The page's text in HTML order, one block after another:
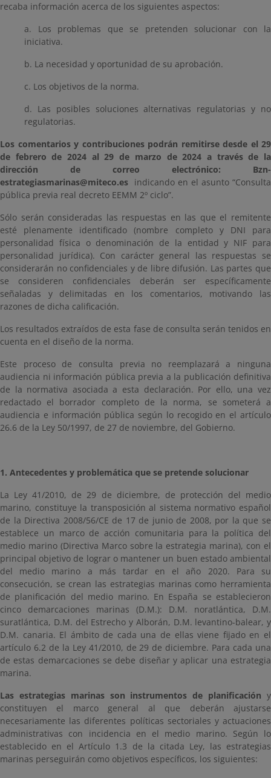
recaba información acerca de los siguientes aspectos:
a. Los problemas que se pretenden solucionar con la
iniciativa.
b. La necesidad y oportunidad de su aprobación.
c. Los objetivos de la norma.
d. Las posibles soluciones alternativas regulatorias y no
regulatorias.
Los comentarios y contribuciones podrán remitirse desde el 29
de febrero de 2024 al 29 de marzo de 2024 a través de la
dirección de correo electrónico: Bzn-
estrategiasmarinas@miteco.es indicando en el asunto “Consulta
pública previa real decreto EEMM 2º ciclo”.
Sólo serán consideradas las respuestas en las que el remitente
esté plenamente identificado (nombre completo y DNI para
personalidad física o denominación de la entidad y NIF para
personalidad jurídica). Con carácter general las respuestas se
considerarán no confidenciales y de libre difusión. Las partes que
se consideren confidenciales deberán ser específicamente
señaladas y delimitadas en los comentarios, motivando las
razones de dicha calificación.
Los resultados extraídos de esta fase de consulta serán tenidos en
cuenta en el diseño de la norma.
Este proceso de consulta previa no reemplazará a ninguna
audiencia ni información pública previa a la publicación definitiva
de la normativa asociada a esta declaración. Por ello, una vez
redactado el borrador completo de la norma, se someterá a
audiencia e información pública según lo recogido en el artículo
26.6 de la Ley 50/1997, de 27 de noviembre, del Gobierno.
1. Antecedentes y problemática que se pretende solucionar
La Ley 41/2010, de 29 de diciembre, de protección del medio
marino, constituye la transposición al sistema normativo español
de la Directiva 2008/56/CE de 17 de junio de 2008, por la que se
establece un marco de acción comunitaria para la política del
medio marino (Directiva Marco sobre la estrategia marina), con el
principal objetivo de lograr o mantener un buen estado ambiental
del medio marino a más tardar en el año 2020. Para su
consecución, se crean las estrategias marinas como herramienta
de planificación del medio marino. En España se establecieron
cinco demarcaciones marinas (D.M.): D.M. noratlántica, D.M.
suratlántica, D.M. del Estrecho y Alborán, D.M. levantino-balear, y
D.M. canaria. El ámbito de cada una de ellas viene fijado en el
artículo 6.2 de la Ley 41/2010, de 29 de diciembre. Para cada una
de estas demarcaciones se debe diseñar y aplicar una estrategia
marina.
Las estrategias marinas son instrumentos de planificación y
constituyen el marco general al que deberán ajustarse
necesariamente las diferentes políticas sectoriales y actuaciones
administrativas con incidencia en el medio marino. Según lo
establecido en el Artículo 1.3 de la citada Ley, las estrategias
marinas perseguirán como objetivos específicos, los siguientes: